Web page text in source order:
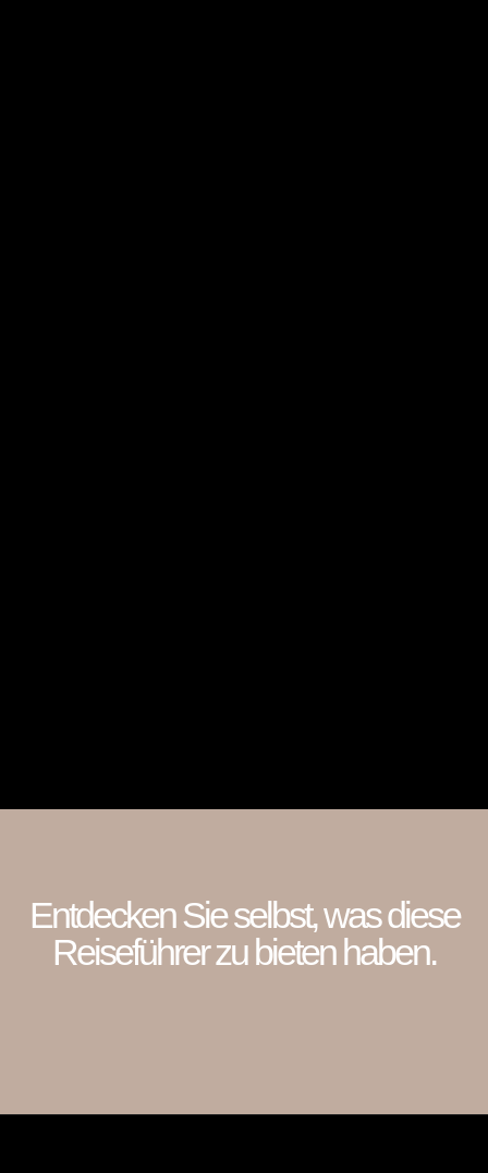
Entdecken Sie selbst, was diese
Reiseführer zu bieten haben.